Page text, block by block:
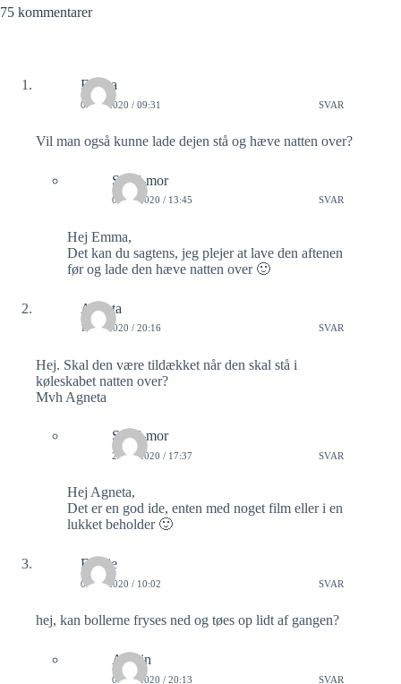
75 kommentarer
Emma
08/01/2020 / 09:31 SVAR
Vil man også kunne lade dejen stå og hæve natten over?
Sund-mor
08/01/2020 / 13:45 SVAR
Hej Emma,
Det kan du sagtens, jeg plejer at lave den aftenen
før og lade den hæve natten over 🙂
Agneta
19/02/2020 / 20:16 SVAR
Hej. Skal den være tildækket når den skal stå i
køleskabet natten over?
Mvh Agneta
Sund-mor
20/02/2020 / 17:37 SVAR
Hej Agneta,
Det er en god ide, enten med noget film eller i en
lukket beholder 🙂
Emilie
01/03/2020 / 10:02 SVAR
hej, kan bollerne fryses ned og tøes op lidt af gangen?
Admin
01/03/2020 / 20:13 SVAR